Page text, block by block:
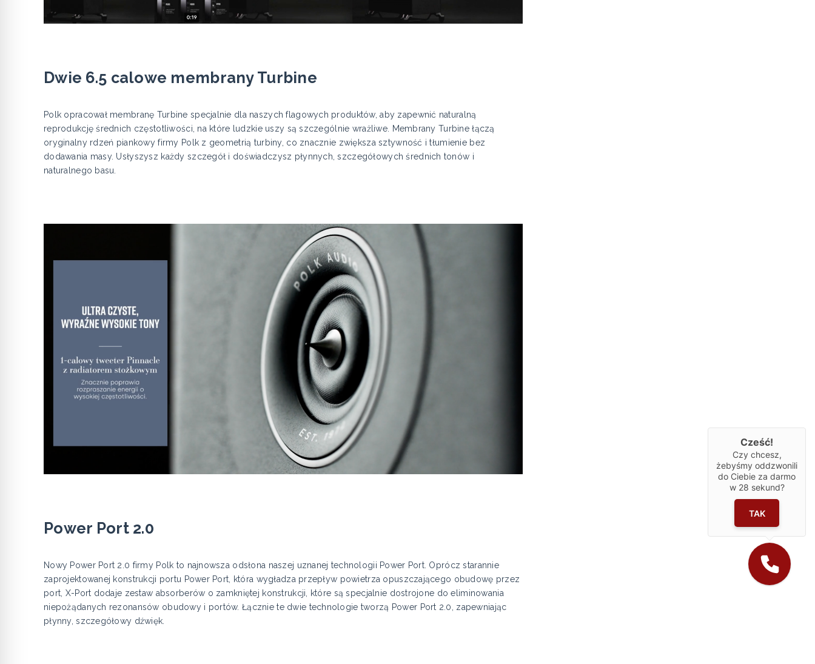
Dwie 6.5 calowe membrany Turbine
Polk opracował membranę Turbine specjalnie dla naszych flagowych produktów, aby zapewnić naturalną
reprodukcję średnich częstotliwości, na które ludzkie uszy są szczególnie wrażliwe. Membrany Turbine łączą
oryginalny rdzeń piankowy firmy Polk z geometrią turbiny, co znacznie zwiększa sztywność i tłumienie bez
dodawania masy. Usłyszysz każdy szczegół i doświadczysz płynnych, szczegółowych średnich tonów i
naturalnego basu.
Power Port 2.0
Nowy Power Port 2.0 firmy Polk to najnowsza odsłona naszej uznanej technologii Power Port. Oprócz starannie
zaprojektowanej konstrukcji portu Power Port, która wygładza przepływ powietrza opuszczającego obudowę przez
port, X-Port dodaje zestaw absorberów o zamkniętej konstrukcji, które są specjalnie dostrojone do eliminowania
niepożądanych rezonansów obudowy i portów. Łącznie te dwie technologie tworzą Power Port 2.0, zapewniając
płynny, szczegółowy dźwięk.
Cześć!
Czy chcesz,
żebyśmy oddzwonili
do Ciebie za darmo
w 28 sekund?
TAK